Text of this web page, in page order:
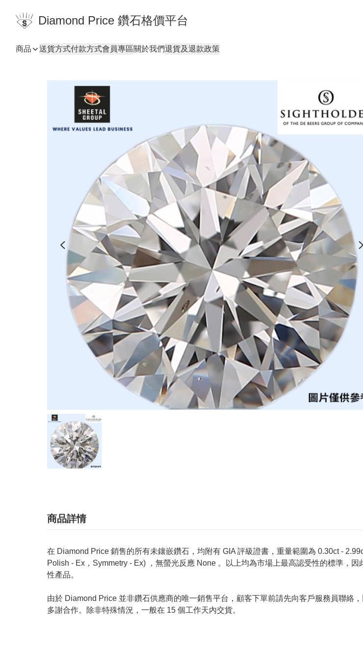
Diamond Price 鑽石格價平台
商品 送貨方式付款方式會員專區關於我們退貨及退款政策
商品詳情
在 Diamond Price 銷售的所有未鑲嵌鑽石，均附有 GIA 評級證書，重量範圍為 0.30ct -
Polish - Ex，Symmetry - Ex) ，無螢光反應 None 。以上均為市場上最高認受性的標準，
性產品。
由於 Diamond Price 並非鑽石供應商的唯一銷售平台，顧客下單前請先向客戶服務員聯絡
多謝合作。除非特殊情況，一般在 15 個工作天內交貨。